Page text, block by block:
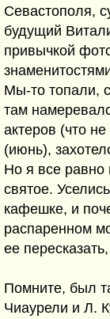
Севастополя,
будущий
привычкой
Мы-то топали,
там
актеров (что
(июнь),
Но я все равно
святое.
кафешке, и
распаренном
ее
Помните, был
Чиаурели и Л.